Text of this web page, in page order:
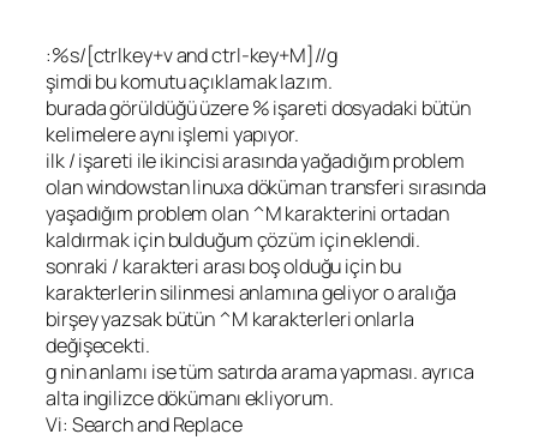
:%s/[ctrlkey+v and ctrl-key+M]//g
şimdi bu komutu açıklamak lazım.
burada görüldüğü üzere % işareti dosyadaki bütün
kelimelere aynı işlemi yapıyor.
ilk / işareti ile ikincisi arasında yağadığım problem
olan windowstan linuxa döküman transferi sırasında
yaşadığım problem olan ^M karakterini ortadan
kaldırmak için bulduğum çözüm için eklendi.
sonraki / karakteri arası boş olduğu için bu
karakterlerin silinmesi anlamına geliyor o aralığa
birşey yazsak bütün ^M karakterleri onlarla
değişecekti.
g nin anlamı ise tüm satırda arama yapması. ayrıca
alta ingilizce dökümanı ekliyorum.
Vi: Search and Replace